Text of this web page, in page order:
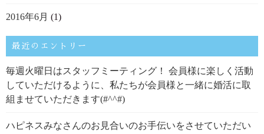
2016年6月 (1)
最近のエントリー
毎週火曜日はスタッフミーティング！ 会員様に楽しく活動
していただけるように、私たちが会員様と一緒に婚活に取
組ませていただきます(#^^#)
ハピネスみなさんのお見合いのお手伝いをさせていただい